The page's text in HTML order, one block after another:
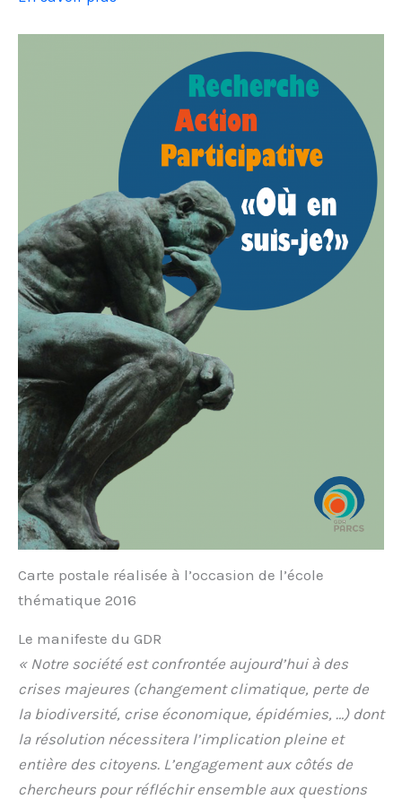
Carte postale réalisée à l’occasion de l’école
thématique 2016
Le manifeste du GDR
« Notre société est confrontée aujourd’hui à des
crises majeures (changement climatique, perte de
la biodiversité, crise économique, épidémies, …) dont
la résolution nécessitera l’implication pleine et
entière des citoyens. L’engagement aux côtés de
chercheurs pour réfléchir ensemble aux questions